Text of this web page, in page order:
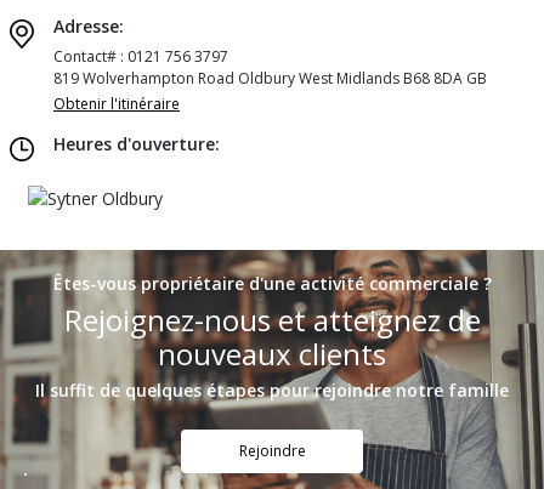
Adresse:
Contact# : 0121 756 3797
819 Wolverhampton Road Oldbury West Midlands B68 8DA GB
Obtenir l'itinéraire
Heures d'ouverture:
Êtes-vous propriétaire d'une activité commerciale ?
Rejoignez-nous et atteignez de
nouveaux clients
Il suffit de quelques étapes pour rejoindre notre famille
Rejoindre